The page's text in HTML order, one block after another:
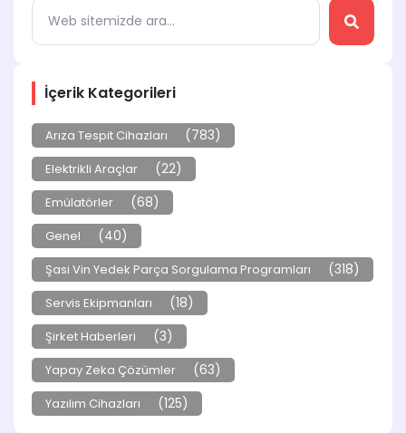
İçerik Kategorileri
Arıza Tespit Cihazları (783)
Elektrikli Araçlar (22)
Emülatörler (68)
Genel (40)
Şasi Vin Yedek Parça Sorgulama Programları (318)
Servis Ekipmanları (18)
Şirket Haberleri (3)
Yapay Zeka Çözümler (63)
Yazılım Cihazları (125)